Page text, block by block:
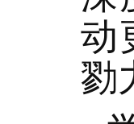
动
勠